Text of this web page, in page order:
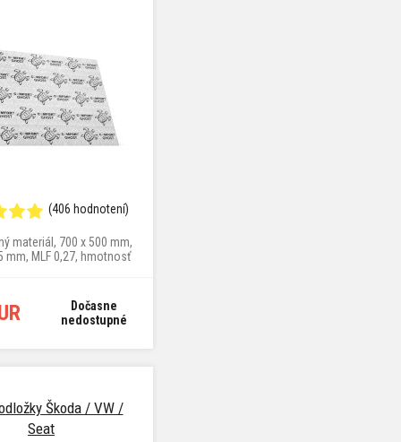
(406 hodnotení)
materiál, 700 x 500 mm,
mm, MLF 0,27, hmotnosť
Dočasne
nedostupné
Škoda / VW /
Seat